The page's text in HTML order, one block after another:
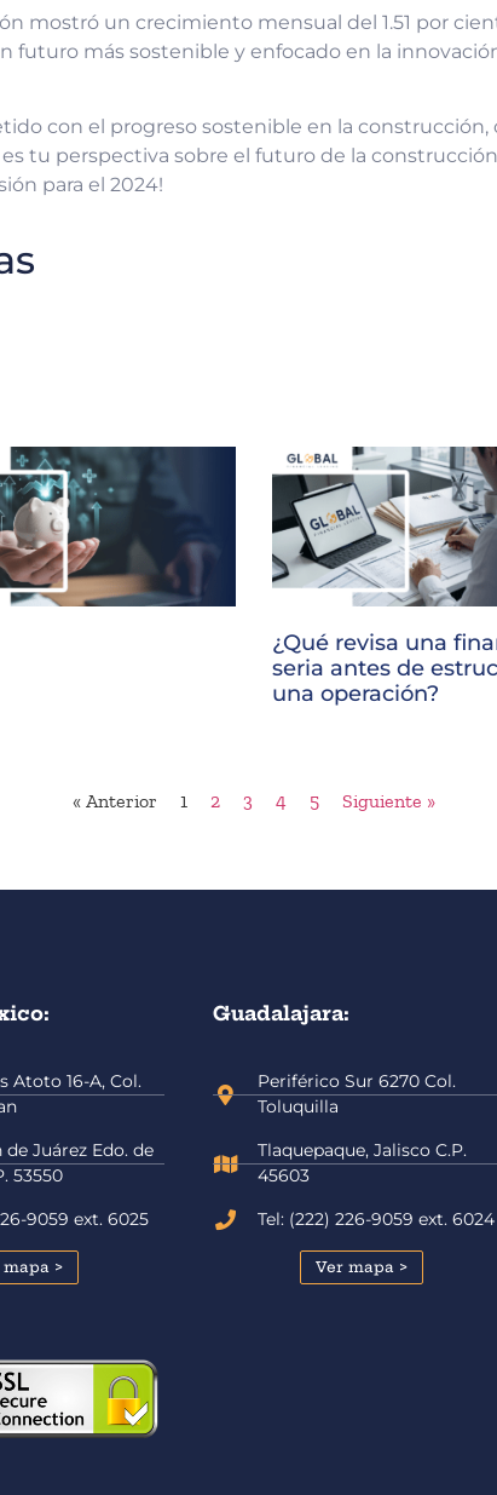
mostró un crecimiento mensual del 1.51 por
futuro más sostenible y enfocado en la
con el progreso sostenible en la
tu perspectiva sobre el futuro de la
para el 2024!
¿Qué revisa una
seria antes de
una operación?
« Anterior 1 2 3 4 5 Siguiente »
Atoto 16-A, Col.
de Juárez Edo. de
53550
9059 ext. 6025
>
Guadalajara:
Periférico Sur 6270 Col.
Toluquilla
Tlaquepaque, Jalisco C.P.
45603
Tel: (222) 226-9059 ext. 6024
Ver mapa >